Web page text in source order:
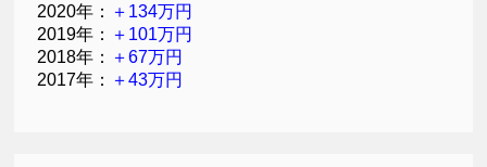
2020年： ＋134万円
2019年： ＋101万円
2018年： ＋67万円
2017年： ＋43万円